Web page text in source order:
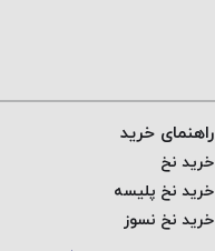
راهنمای خرید
خرید نخ
خرید نخ پلیسه
خرید نخ نسوز